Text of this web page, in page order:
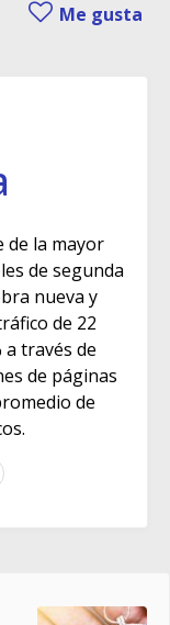
Me gusta
de la mayor
de segunda
nueva y
de 22
a través de
de páginas
de